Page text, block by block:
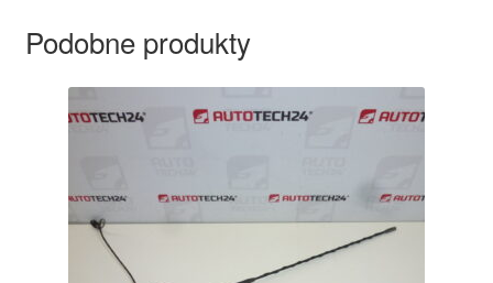
Podobne produkty